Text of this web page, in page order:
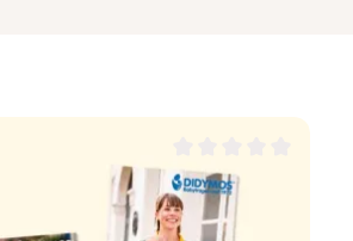
Note moyenne de 0 sur